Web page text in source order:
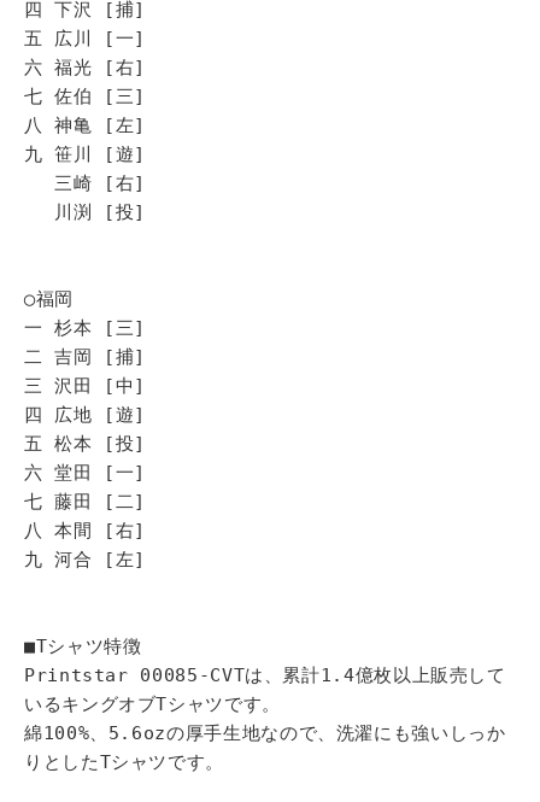
四 下沢 [捕]
五 広川 [一]
六 福光 [右]
七 佐伯 [三]
八 神亀 [左]
九 笹川 [遊]
三崎 [右]
川渕 [投]
◯福岡
一 杉本 [三]
二 吉岡 [捕]
三 沢田 [中]
四 広地 [遊]
五 松本 [投]
六 堂田 [一]
七 藤田 [二]
八 本間 [右]
九 河合 [左]
■Tシャツ特徴
Printstar 00085-CVTは、累計1.4億枚以上販売して
いるキングオブTシャツです。
綿100%、5.6ozの厚手生地なので、洗濯にも強いしっか
りとしたTシャツです。